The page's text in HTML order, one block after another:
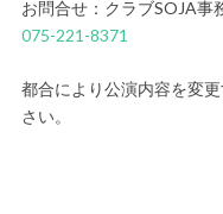
お問合せ：クラブSOJA事
075-221-8371
都合により公演内容を変
さい。